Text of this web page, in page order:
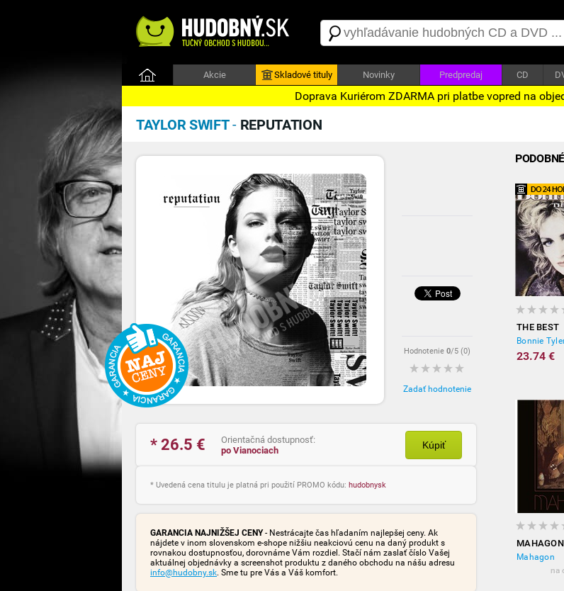
Akcie Skladové tituly Novinky Predpredaj CD
Doprava Kuriérom ZDARMA pri platbe vopred na
TAYLOR SWIFT- REPUTATION
Hodnotenie 0/5 (0)
Zadať hodnotenie
* 26.5 €
Orientačná dostupnosť:
po Vianociach
Kúpiť
* Uvedená cena titulu je platná pri použití PROMO kódu: hudobnysk
GARANCIA NAJNIŽŠEJ CENY- Nestrácajte čas hľadaním najlepšej ceny. Ak
nájdete v inom slovenskom e-shope nižšiu neakciovú cenu na daný produkt s
rovnakou dostupnosťou, dorovnáme Vám rozdiel. Stačí nám zaslať číslo Vašej
aktuálnej objednávky a screenshot produktu z daného obchodu na nášu adresu
info@hudobny.sk. Sme tu pre Vás a Váš komfort.
THE BEST
Bonnie
23.74 €
MAHAGON
Mahagon
na